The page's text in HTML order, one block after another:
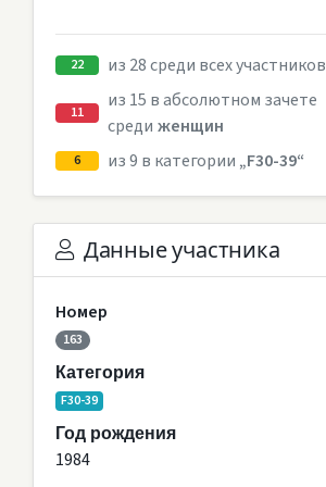
22 из 28 среди всех участников
11
из 15 в абсолютном зачете
среди женщин
6 из 9 в категории „F30-39“
Данные участника
Номер
163
Категория
F30-39
Год рождения
1984